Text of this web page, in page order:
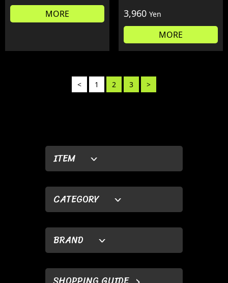
ITEM
CATEGORY
BRAND
MORE 3,960 Yen
MORE
< 1 2 3 >